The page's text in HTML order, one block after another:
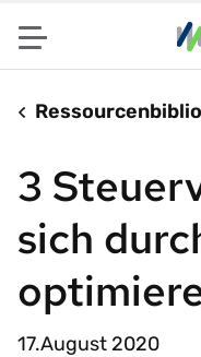
Menu
3
sich
17.August 2020